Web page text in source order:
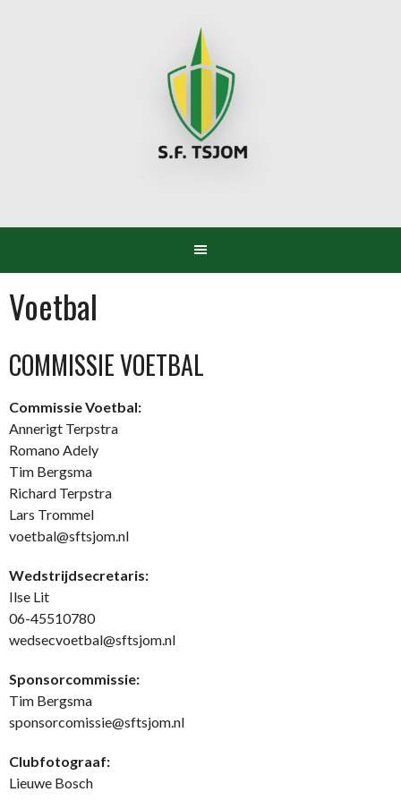
Voetbal
COMMISSIE VOETBAL
Commissie Voetbal:
Annerigt Terpstra
Romano Adely
Tim Bergsma
Richard Terpstra
Lars Trommel
voetbal@sftsjom.nl
Wedstrijdsecretaris:
Ilse Lit
06-45510780
wedsecvoetbal@sftsjom.nl
Sponsorcommissie:
Tim Bergsma
sponsorcomissie@sftsjom.nl
Clubfotograaf:
Lieuwe Bosch